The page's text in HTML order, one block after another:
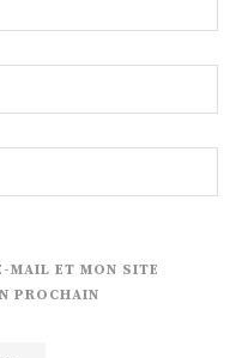
MAIL ET MON SITE
PROCHAIN